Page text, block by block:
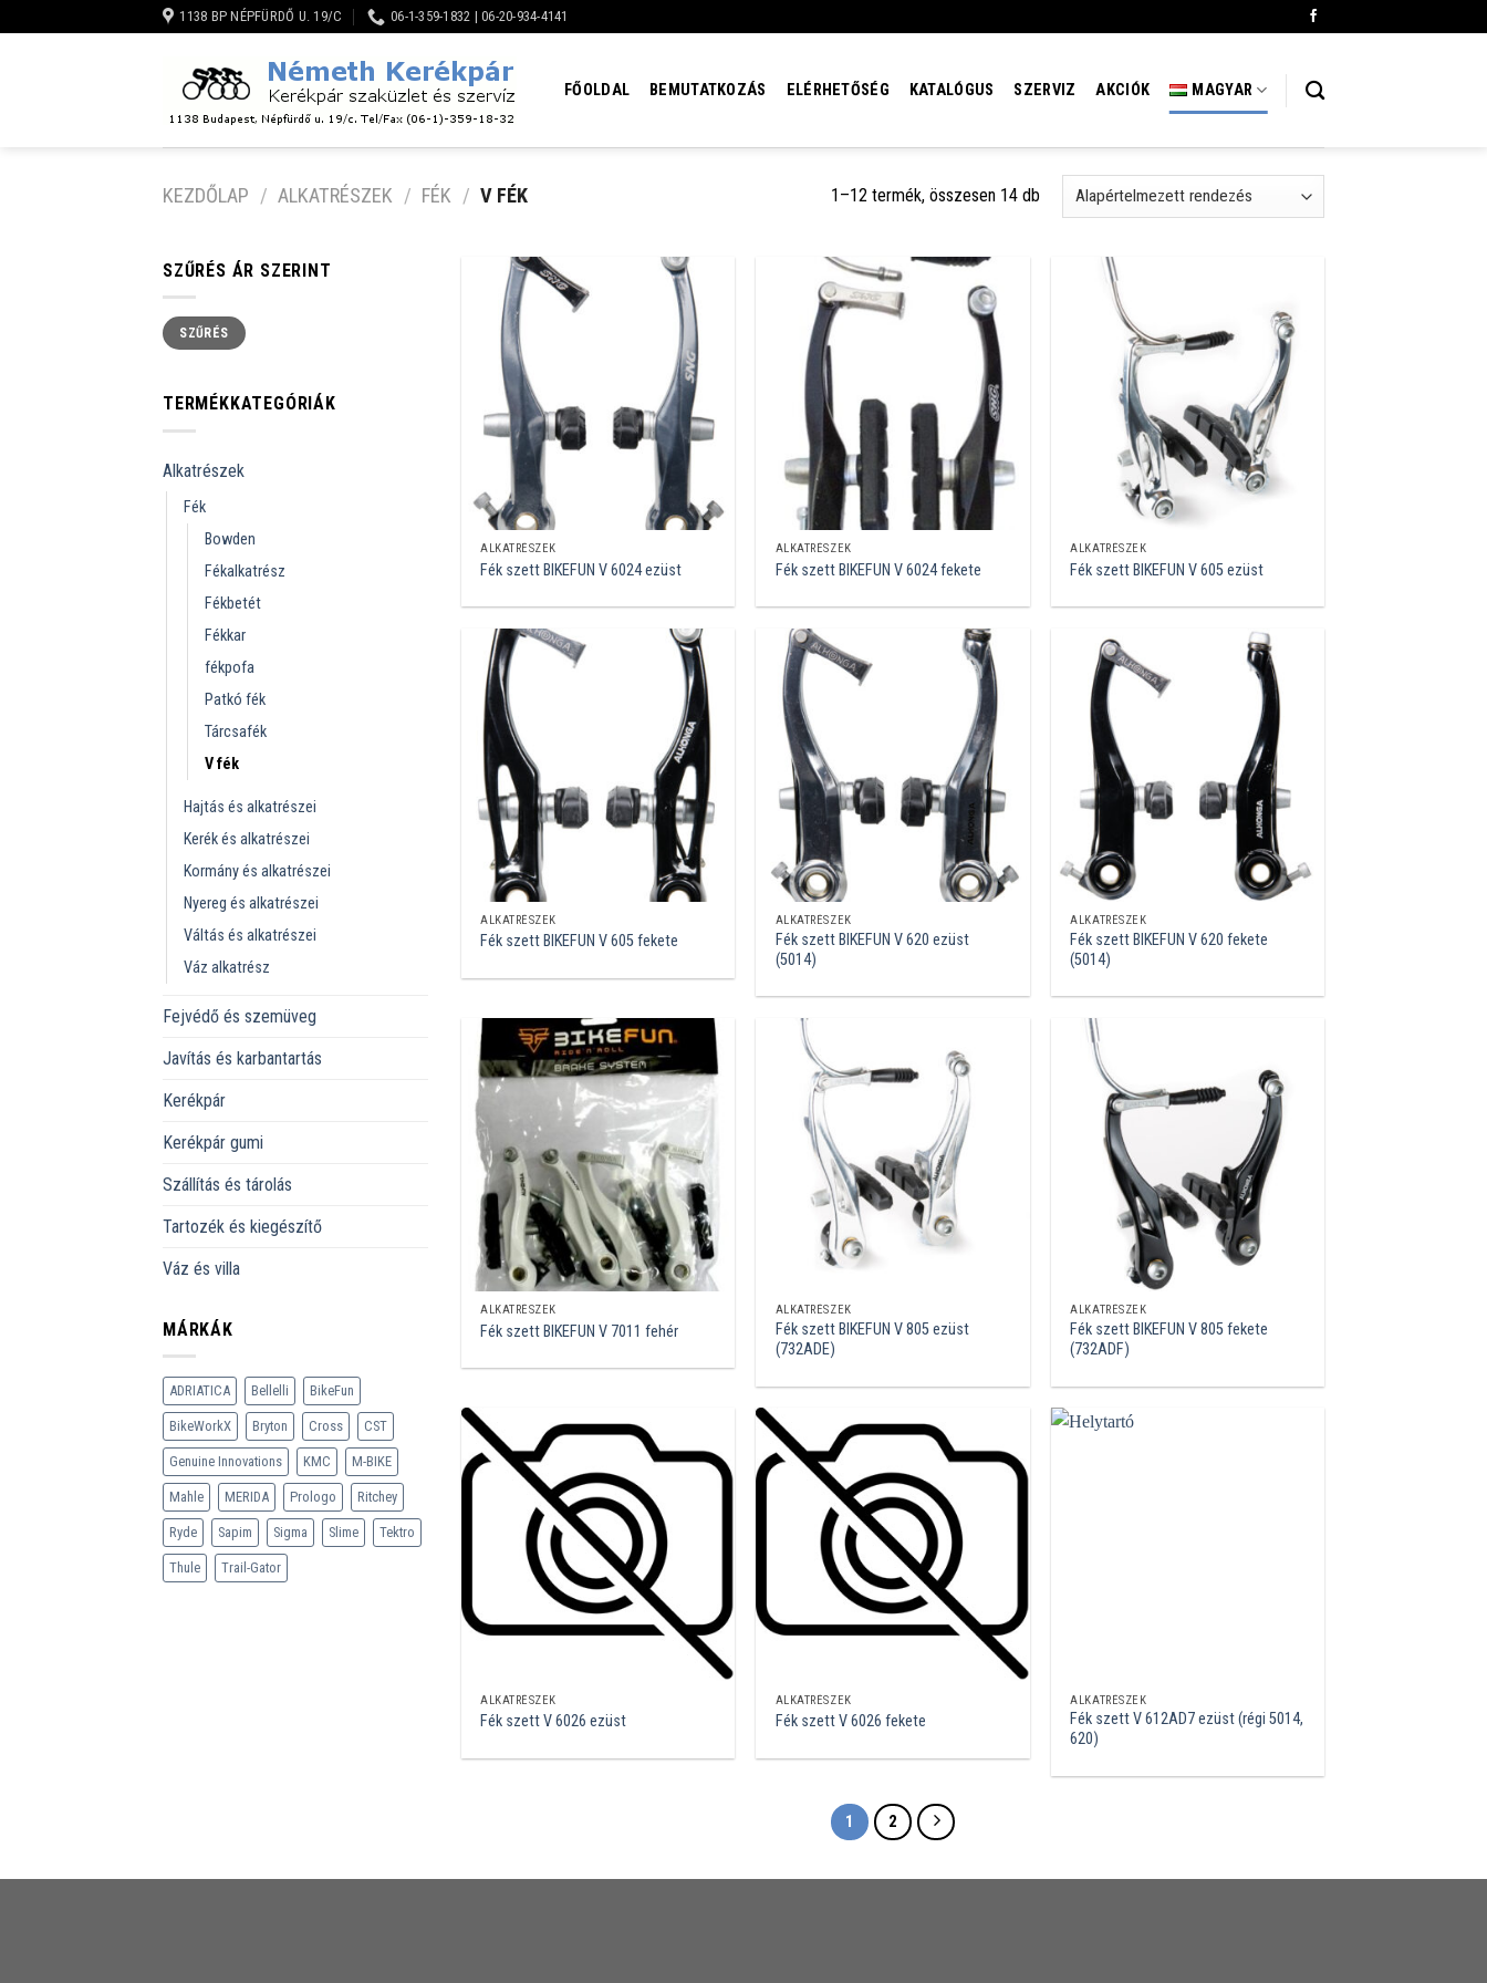
to
1138 BP NÉPFÜRDŐ U. 19/C 06-1-359-1832 | 06-20-934-4141
FŐOLDAL BEMUTATKOZÁS ELÉRHETŐSÉG KATALÓGUS SZERVIZ AKCIÓK MAGYAR
KEZDŐLAP / ALKATRÉSZEK / FÉK / V FÉK 1–12 termék, összesen 14 db
SZŰRÉS ÁR SZERINT
Min
ár
Max
ár
SZŰRÉS
TERMÉKKATEGÓRIÁK
Alkatrészek
Fék
Bowden
Fékalkatrész
Fékbetét
Fékkar
fékpofa
Patkó fék
Tárcsafék
V fék
Hajtás és alkatrészei
Kerék és alkatrészei
Kormány és alkatrészei
Nyereg és alkatrészei
Váltás és alkatrészei
Váz alkatrész
Fejvédő és szemüveg
Javítás és karbantartás
Kerékpár
Kerékpár gumi
Szállítás és tárolás
Tartozék és kiegészítő
Váz és villa
MÁRKÁK
ADRIATICA Bellelli BikeFun
BikeWorkX Bryton Cross CST
Genuine Innovations KMC M-BIKE
Mahle MERIDA Prologo Ritchey
Ryde Sapim Sigma Slime Tektro
Thule Trail-Gator
ALKATRÉSZEK
Fék szett BIKEFUN V 6024 ezüst
ALKATRÉSZEK
Fék szett BIKEFUN V 6024 fekete
ALKATRÉSZEK
Fék szett BIKEFUN V 605 ezüst
ALKATRÉSZEK
Fék szett BIKEFUN V 605 fekete
ALKATRÉSZEK
Fék szett BIKEFUN V 620 ezüst
(5014)
ALKATRÉSZEK
Fék szett BIKEFUN V 620 fekete
(5014)
ALKATRÉSZEK
Fék szett BIKEFUN V 7011 fehér
ALKATRÉSZEK
Fék szett BIKEFUN V 805 ezüst
(732ADE)
ALKATRÉSZEK
Fék szett BIKEFUN V 805 fekete
(732ADF)
ALKATRÉSZEK
Fék szett V 6026 ezüst
ALKATRÉSZEK
Fék szett V 6026 fekete
ALKATRÉSZEK
Fék szett V 612AD7 ezüst (régi 5014,
620)
1 2